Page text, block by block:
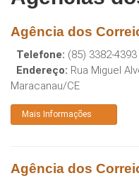
Agência dos
Telefone: (85) 3382-4393
Endereço: Rua Miguel
Maracanau/CE
Mais Informações
Agência dos